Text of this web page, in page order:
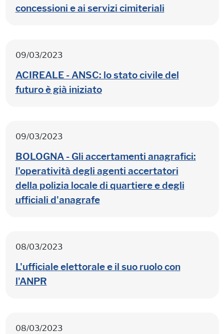
concessioni e ai servizi cimiteriali
09/03/2023
ACIREALE - ANSC: lo stato civile del
futuro è già iniziato
09/03/2023
BOLOGNA - Gli accertamenti anagrafici:
l'operatività degli agenti accertatori
della polizia locale di quartiere e degli
ufficiali d'anagrafe
08/03/2023
L'ufficiale elettorale e il suo ruolo con
l'ANPR
08/03/2023